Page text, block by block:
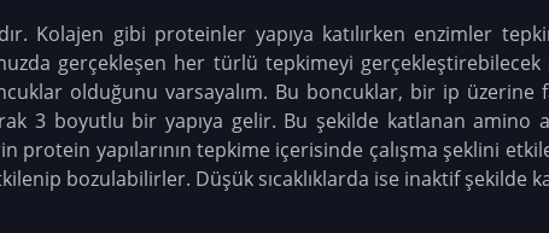
Kolajen gibi proteinler yapıya katılırken enzimler
gerçekleşen her türlü tepkimeyi
olduğunu varsayalım. Bu boncuklar, bir ip üzerine
3 boyutlu bir yapıya gelir. Bu şekilde katlanan
protein yapılarının tepkime içerisinde çalışma şeklini
bozulabilirler. Düşük sıcaklıklarda ise inaktif şekilde